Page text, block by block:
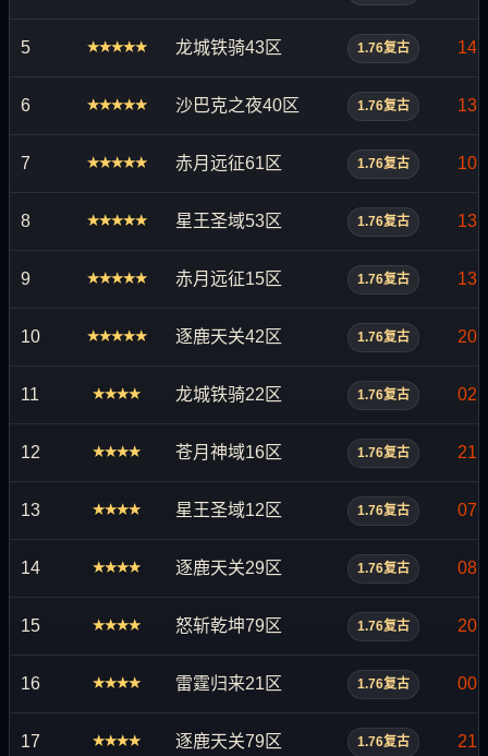
5 ★★★★★ 龙城铁骑43区 1.76复古
6 ★★★★★ 沙巴克之夜40区 1.76复古
7 ★★★★★ 赤月远征61区 1.76复古
8 ★★★★★ 星王圣域53区 1.76复古
9 ★★★★★ 赤月远征15区 1.76复古
10 ★★★★★ 逐鹿天关42区 1.76复古
11 ★★★★ 龙城铁骑22区 1.76复古
12 ★★★★ 苍月神域16区 1.76复古
13 ★★★★ 星王圣域12区 1.76复古
14 ★★★★ 逐鹿天关29区 1.76复古
15 ★★★★ 怒斩乾坤79区 1.76复古
16 ★★★★ 雷霆归来21区 1.76复古
17 ★★★★ 逐鹿天关79区 1.76复古